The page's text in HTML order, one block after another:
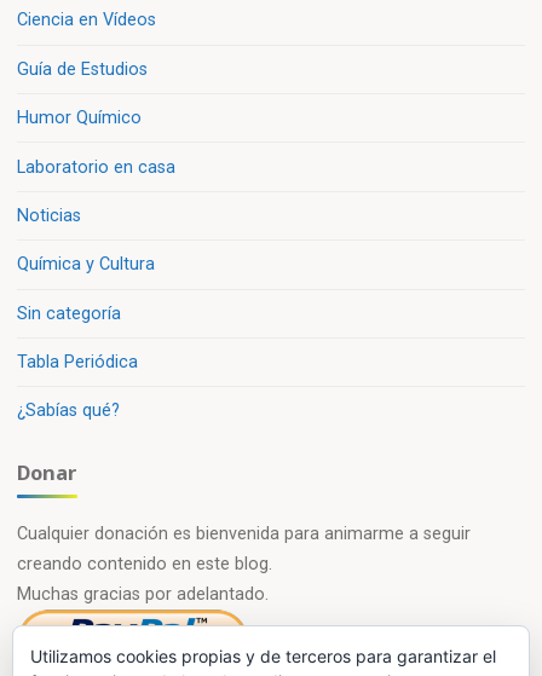
Ciencia en Vídeos
Guía de Estudios
Humor Químico
Laboratorio en casa
Noticias
Química y Cultura
Sin categoría
Tabla Periódica
¿Sabías qué?
Donar
Cualquier donación es bienvenida para animarme a seguir
creando contenido en este blog.
Muchas gracias por adelantado.
Utilizamos cookies propias y de terceros para garantizar el